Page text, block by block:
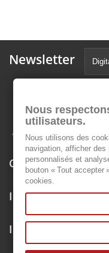
Newsletter
Categorie
Informazioni
Il mio account
Nous
utilisateurs.
Nous utilisons des
navigation, afficher
personnalisés et
bouton « Tout accepter
cookies.